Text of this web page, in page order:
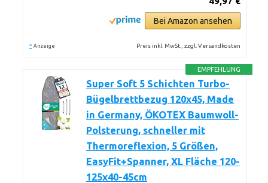
Bei Amazon ansehen
* Anzeige Preis inkl. MwSt., zzgl. Versandkosten
EMPFEHLUNG
Super Soft 5 Schichten Turbo-
Bügelbrettbezug 120x45, Made
in Germany, ÖKOTEX Baumwoll-
Polsterung, schneller mit
Thermoreflexion, 5 Größen,
EasyFit+Spanner, XL Fläche 120-
125x40-45cm